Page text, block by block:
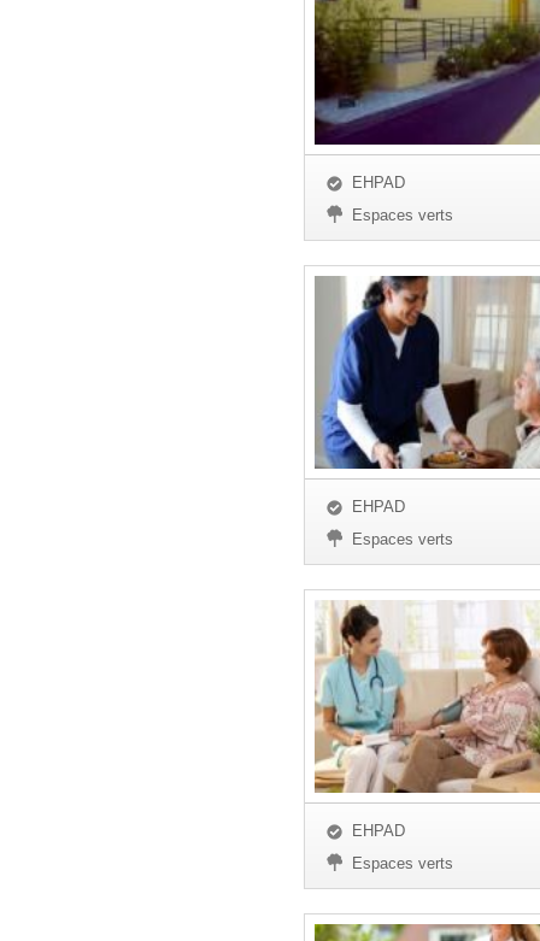
EHPAD
Espaces verts
EHPAD
Espaces verts
EHPAD
Espaces verts